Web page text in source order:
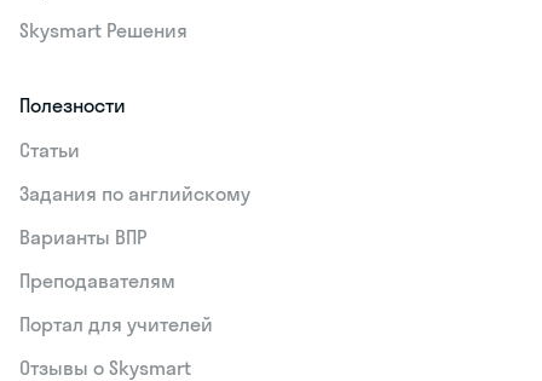
Skysmart Решения
Полезности
Статьи
Задания по английскому
Варианты ВПР
Преподавателям
Портал для учителей
Отзывы о Skysmart